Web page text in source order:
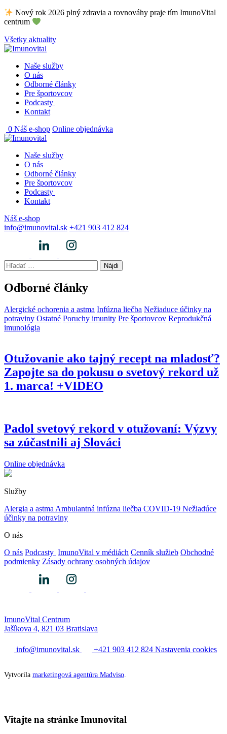
Skip
to
Nový rok 2026 plný zdravia a rovnováhy praje tím ImunoVital
centrum
Všetky aktuality
Naše služby
O nás
Odborné články
Pre športovcov
Podcasty
Kontakt
0 Náš e-shop Online objednávka
Naše služby
O nás
Odborné články
Pre športovcov
Podcasty
Kontakt
Náš e-shop
info@imunovital.sk +421 903 412 824
Hľadať:
Odborné články
Alergické ochorenia a astma Infúzna liečba Nežiaduce účinky na
potraviny Ostatné Poruchy imunity Pre športovcov Reprodukčná
imunológia
Otužovanie ako tajný recept na mladosť?
Zapojte sa do pokusu o svetový rekord už
1. marca! +VIDEO
Padol svetový rekord v otužovaní: Výzvy
sa zúčastnili aj Slováci
Online objednávka
Služby
Alergia a astma Ambulantná infúzna liečba COVID-19 Nežiadúce
účinky na potraviny
O nás
O nás Podcasty ImunoVital v médiách Cenník služieb Obchodné
podmienky Zásady ochrany osobných údajov
ImunoVital Centrum
Jašíkova 4, 821 03 Bratislava
info@imunovital.sk +421 903 412 824 Nastavenia cookies
Vytvorila marketingová agentúra Madviso.
Vitajte na stránke Imunovital